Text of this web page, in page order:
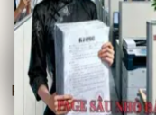
Full